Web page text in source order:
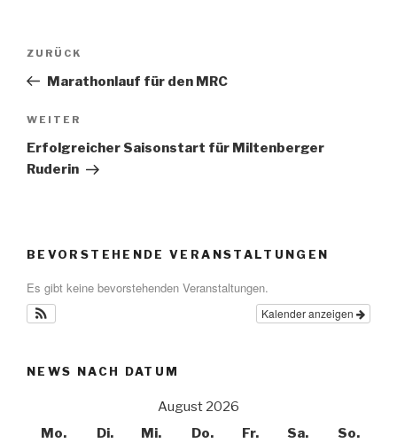
Beitragsnavigation
Vorheriger
Beitrag
ZURÜCK
Marathonlauf für den MRC
Nächster
Beitrag
WEITER
Erfolgreicher Saisonstart für Miltenberger
Ruderin
BEVORSTEHENDE VERANSTALTUNGEN
Es gibt keine bevorstehenden Veranstaltungen.
Kalender anzeigen
NEWS NACH DATUM
August 2026
Mo.
Di. Mi. Do. Fr. Sa. So.